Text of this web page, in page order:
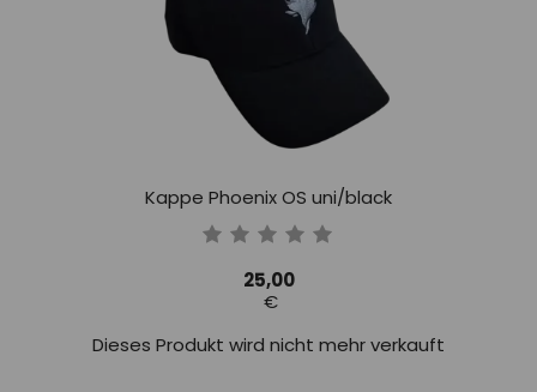
Kappe Phoenix OS uni/black
25,00
€
Dieses Produkt wird nicht mehr verkauft